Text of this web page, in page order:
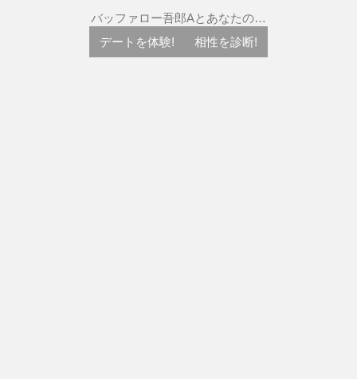
バッファロー吾郎Aとあなたの…
デートを体験!
相性を診断!